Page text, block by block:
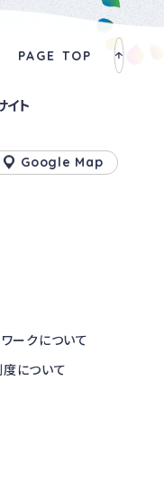
PAGE TOP
ト
Google Map
ワークについて
度について